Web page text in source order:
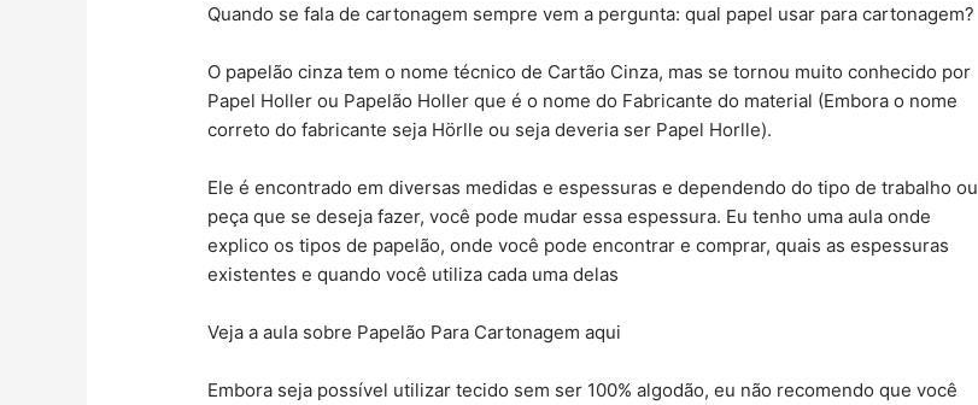
Quando se fala de cartonagem sempre vem a pergunta: qual papel usar para cartonagem?
O papelão cinza tem o nome técnico de Cartão Cinza, mas se tornou muito conhecido por
Papel Holler ou Papelão Holler que é o nome do Fabricante do material (Embora o nome
correto do fabricante seja Hörlle ou seja deveria ser Papel Horlle).
Ele é encontrado em diversas medidas e espessuras e dependendo do tipo de trabalho ou
peça que se deseja fazer, você pode mudar essa espessura. Eu tenho uma aula onde
explico os tipos de papelão, onde você pode encontrar e comprar, quais as espessuras
existentes e quando você utiliza cada uma delas
Veja a aula sobre Papelão Para Cartonagem aqui
Embora seja possível utilizar tecido sem ser 100% algodão, eu não recomendo que você